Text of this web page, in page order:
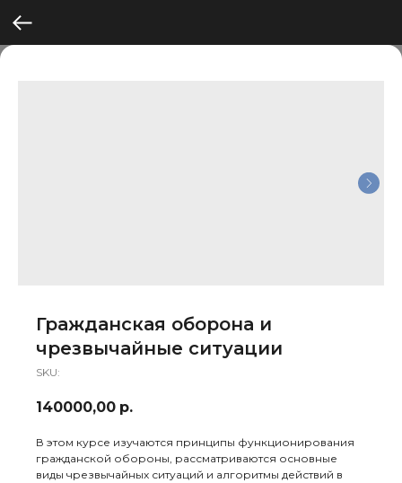
Гражданская оборона и
чрезвычайные ситуации
SKU:
140000,00 р.
В этом курсе изучаются принципы функционирования
гражданской обороны, рассматриваются основные
виды чрезвычайных ситуаций и алгоритмы действий в